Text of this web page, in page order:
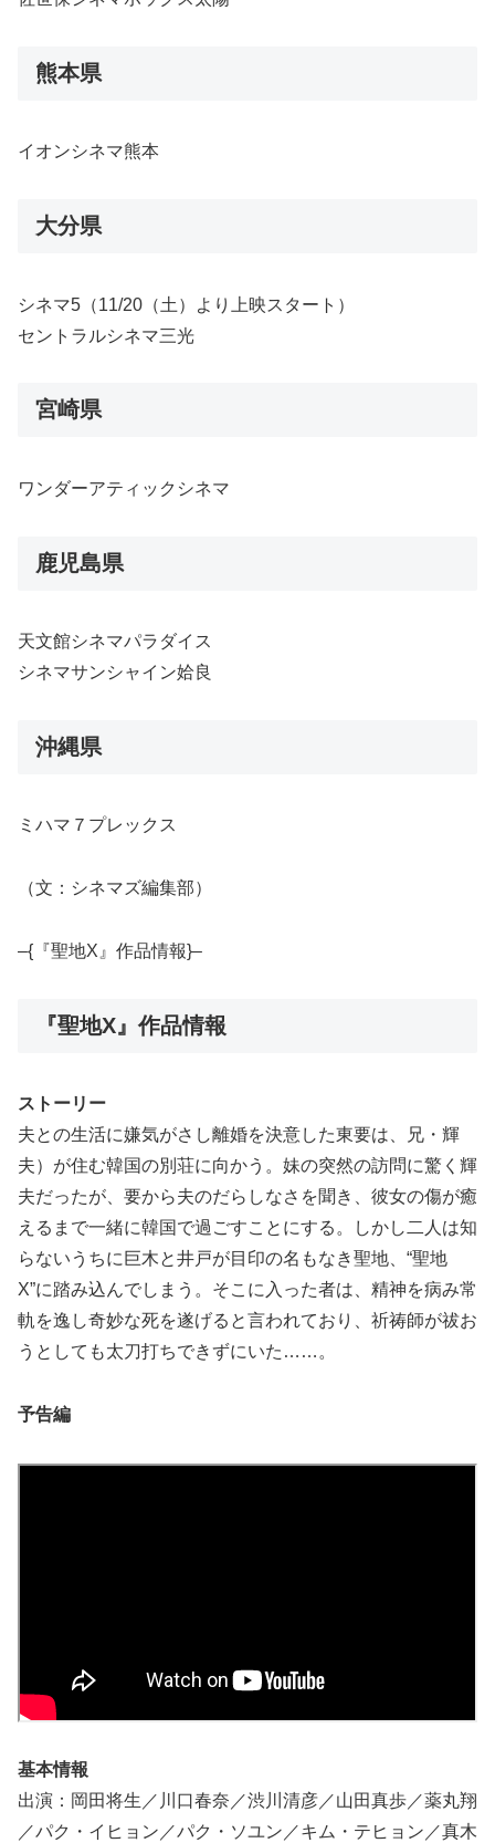
熊本県
イオンシネマ熊本
大分県
シネマ5（11/20（土）より上映スタート）
セントラルシネマ三光
宮崎県
ワンダーアティックシネマ
鹿児島県
天文館シネマパラダイス
シネマサンシャイン姶良
沖縄県
ミハマ７プレックス
（文：シネマズ編集部）
–{『聖地X』作品情報}–
『聖地X』作品情報
ストーリー
夫との生活に嫌気がさし離婚を決意した東要は、兄・輝
夫）が住む韓国の別荘に向かう。妹の突然の訪問に驚く輝
夫だったが、要から夫のだらしなさを聞き、彼女の傷が癒
えるまで一緒に韓国で過ごすことにする。しかし二人は知
らないうちに巨木と井戸が目印の名もなき聖地、“聖地
X”に踏み込んでしまう。そこに入った者は、精神を病み常
軌を逸し奇妙な死を遂げると言われており、祈祷師が祓お
うとしても太刀打ちできずにいた……。
予告編
基本情報
出演：岡田将生／川口春奈／渋川清彦／山田真歩／薬丸翔
／パク・イヒョン／パク・ソユン／キム・テヒョン／真木